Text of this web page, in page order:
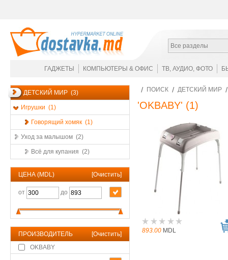
Все разделы
ГАДЖЕТЫ КОМПЬЮТЕРЫ & ОФИС ТВ, АУДИО, ФОТО
ДЕТСКИЙ МИР (3)
Игрушки (1)
Говорящий хомяк (1)
Уход за малышом (2)
Всё для купания (2)
ЦЕНА (MDL) [Очистить]
от до
ПРОИЗВОДИТЕЛЬ [Очистить]
OKBABY
ПОИСК ДЕТСКИЙ МИР
'OKBABY' (1)
893.00 MDL